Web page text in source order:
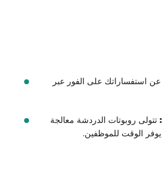
استفساراتك على الفور عبر
تتولى روبوتات الدردشة معالجة
يوفر الوقت للموظفين.